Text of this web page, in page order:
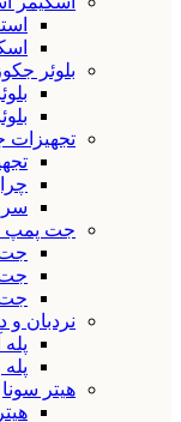
بلوئر
تجهیزات
جت پمپ
جت
جت
جت
نردبان و
هیتر سونا